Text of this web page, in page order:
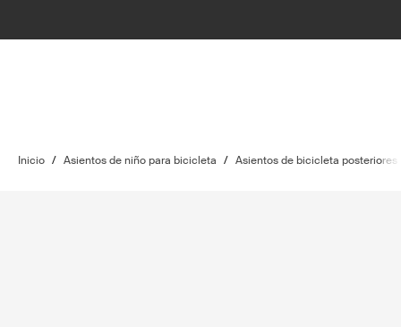
Inicio / Asientos de niño para bicicleta / Asientos de bicicleta posteriores